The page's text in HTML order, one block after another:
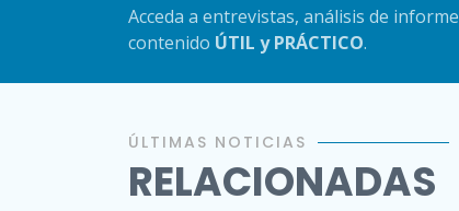
Acceda a entrevistas, análisis de
contenido ÚTIL y PRÁCTICO.
ÚLTIMAS NOTICIAS
RELACIONADAS